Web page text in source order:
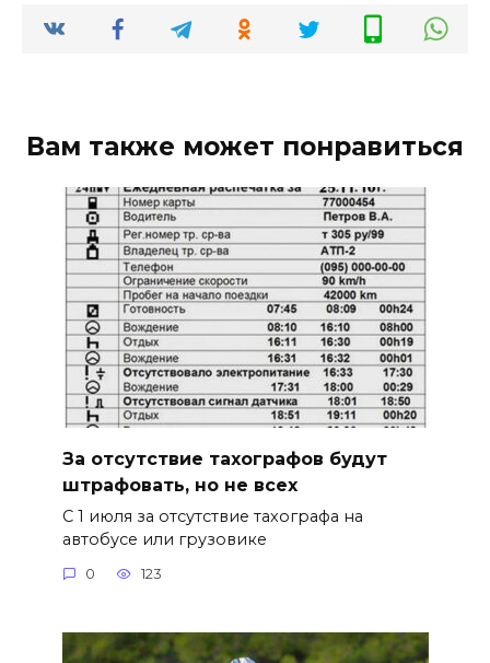
Вам также может понравиться
За отсутствие тахографов будут
штрафовать, но не всех
С 1 июля за отсутствие тахографа на
автобусе или грузовике
0 123